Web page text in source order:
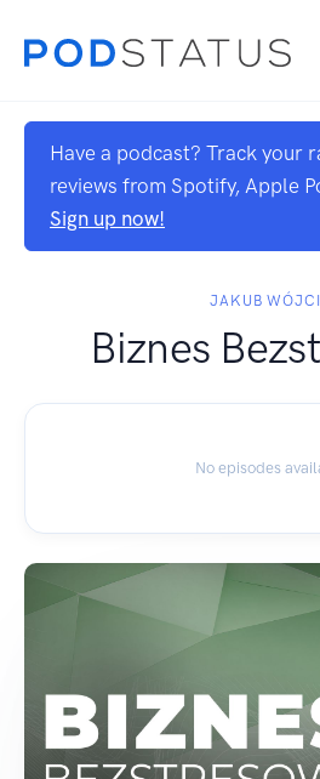
Have a podcast? Track your
reviews from Spotify, Apple
Sign up now!
JAKUB
Biznes
No episodes